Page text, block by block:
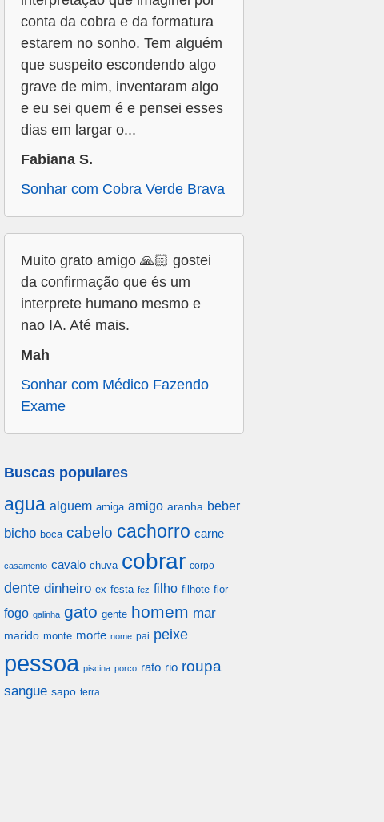
conta da cobra e da formatura
estarem no sonho. Tem alguém
que suspeito escondendo algo
grave de mim, inventaram algo
e eu sei quem é e pensei esses
dias em largar o...
Fabiana S.
Sonhar com Cobra Verde Brava
Muito grato amigo 🙏🏻 gostei
da confirmação que és um
interprete humano mesmo e
nao IA. Até mais.
Mah
Sonhar com Médico Fazendo
Exame
Buscas populares
agua alguem amiga amigo aranha beber
bicho boca cabelo cachorro carne
casamento cavalo chuva cobrar corpo
dente dinheiro ex festa fez filho filhote flor
fogo galinha gato gente homem mar
marido monte morte nome pai peixe
pessoa piscina porco rato rio roupa
sangue sapo terra